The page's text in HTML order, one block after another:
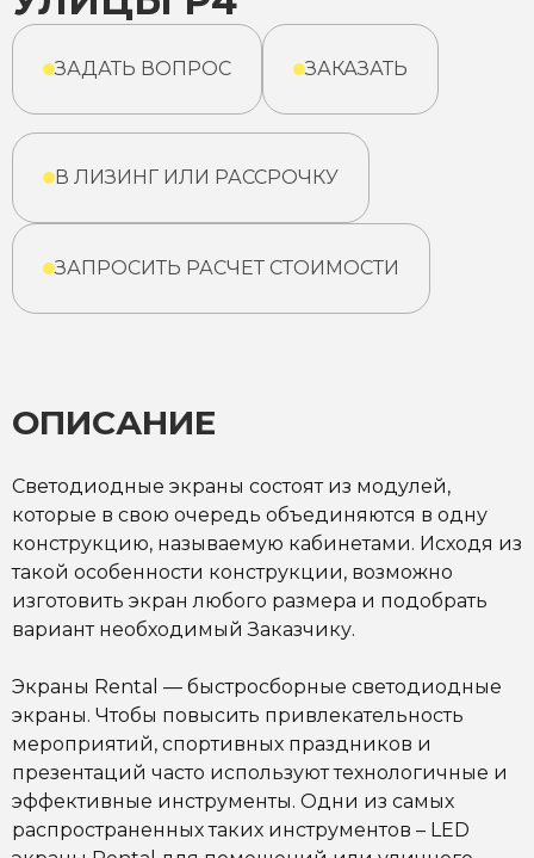
ЗАДАТЬ ВОПРОС ЗАКАЗАТЬ
В ЛИЗИНГ ИЛИ РАССРОЧКУ
ЗАПРОСИТЬ РАСЧЕТ СТОИМОСТИ
ОПИСАНИЕ
Светодиодные экраны состоят из модулей,
которые в свою очередь объединяются в одну
конструкцию, называемую кабинетами. Исходя из
такой особенности конструкции, возможно
изготовить экран любого размера и подобрать
вариант необходимый Заказчику.
Экраны Rental — быстросборные светодиодные
экраны. Чтобы повысить привлекательность
мероприятий, спортивных праздников и
презентаций часто используют технологичные и
эффективные инструменты. Одни из самых
распространенных таких инструментов – LED